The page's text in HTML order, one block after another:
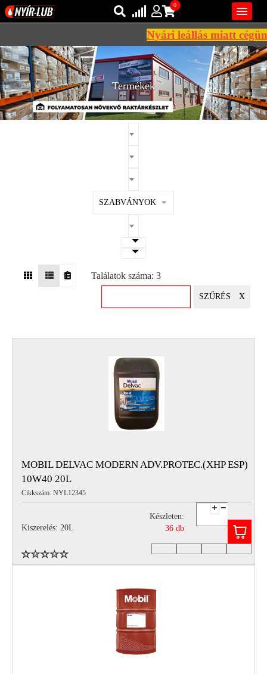
REGISZTRÁCIÓ
EGYÉB
INFO
Hétfőtől – Péntekig, 8.00 – 17.00-ig
(ebédidő 12.00-12.30 között)

Bejelentkezés
Regisztráció
0
AZ ÖN KOSARA ÜRES
Nyári leállás miatt
Termékek
SZABVÁNYOK
Találatok száma: 3
SZŰRÉS X
MOBIL DELVAC MODERN ADV.PROTEC.(XHP ESP)
10W40 20L
Cikkszám: NYL12345
Kiszerelés: 20L
Készleten:
36 db